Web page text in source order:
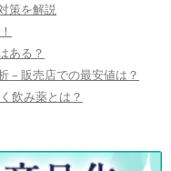
策を解説
ある？
– 販売店での最安値は？
飲み薬とは？